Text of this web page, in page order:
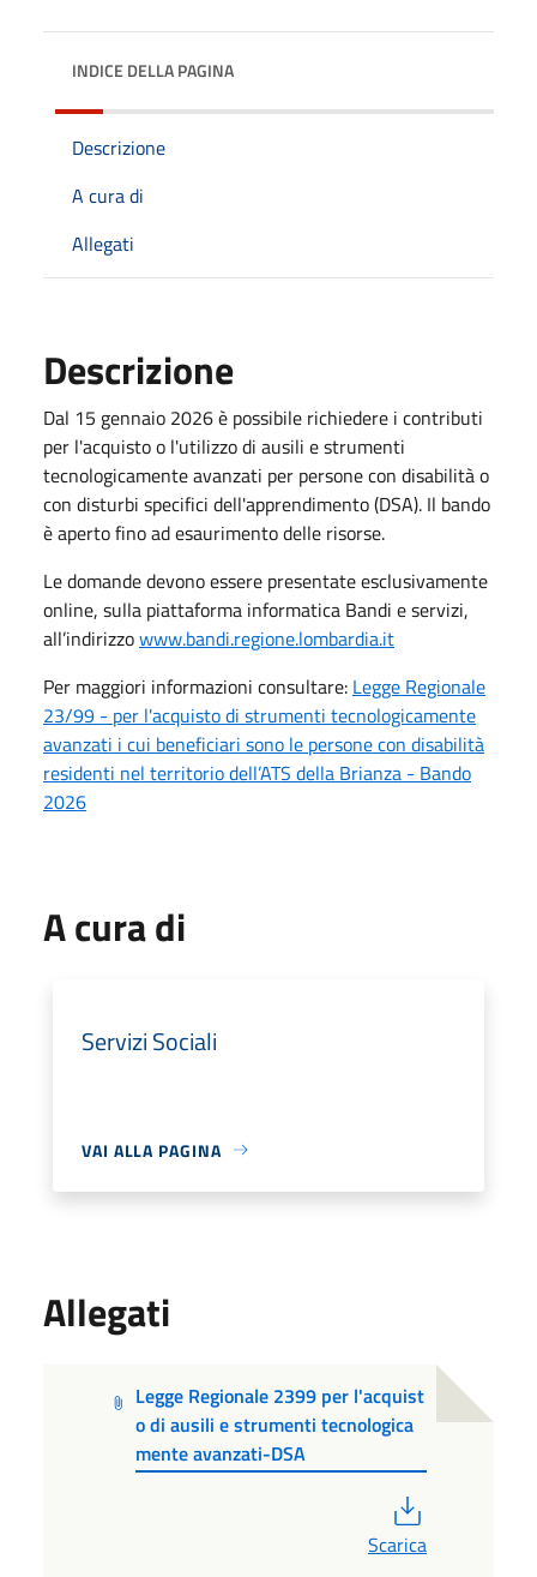
INDICE DELLA PAGINA
Descrizione
A cura di
Allegati
Descrizione
Dal 15 gennaio 2026 è possibile richiedere i contributi
per l'acquisto o l'utilizzo di ausili e strumenti
tecnologicamente avanzati per persone con disabilità o
con disturbi specifici dell'apprendimento (DSA). Il bando
è aperto fino ad esaurimento delle risorse.
Le domande devono essere presentate esclusivamente
online, sulla piattaforma informatica Bandi e servizi,
all’indirizzowww.bandi.regione.lombardia.it
Per maggiori informazioni consultare: Legge Regionale
23/99 - per l'acquisto di strumenti tecnologicamente
avanzati i cui beneficiari sono le persone con disabilità
residenti nel territorio dell’ATS della Brianza - Bando
2026
A cura di
Servizi Sociali
VAI ALLA PAGINA
Allegati
Legge Regionale 2399 per l'acquist
o di ausili e strumenti tecnologica
mente avanzati-DSA
Scarica